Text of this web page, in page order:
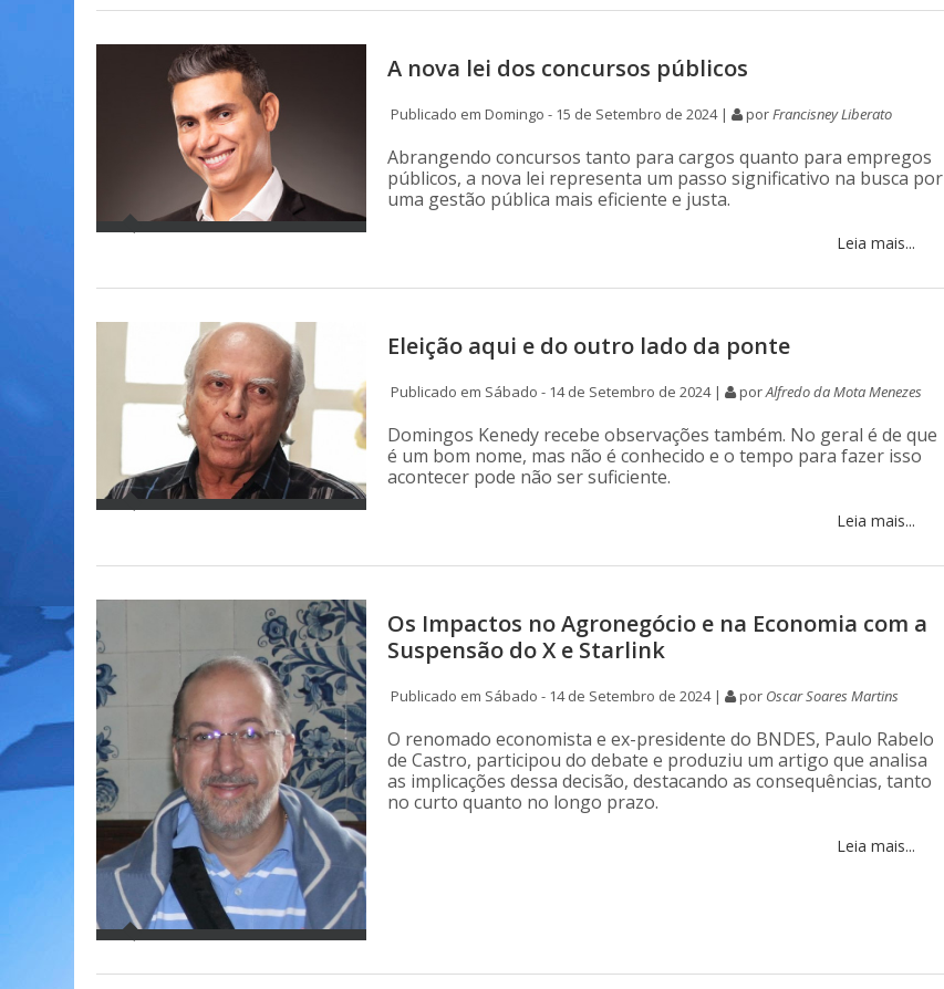
A nova lei dos concursos públicos
Publicado em Domingo - 15 de Setembro de 2024 | porFrancisney Liberato
Abrangendo concursos tanto para cargos quanto para empregos
públicos, a nova lei representa um passo significativo na busca por
uma gestão pública mais eficiente e justa.
Leia mais...
Eleição aqui e do outro lado da ponte
Publicado em Sábado - 14 de Setembro de 2024 | porAlfredo da Mota Menezes
Domingos Kenedy recebe observações também. No geral é de que
é um bom nome, mas não é conhecido e o tempo para fazer isso
acontecer pode não ser suficiente.
Leia mais...
Os Impactos no Agronegócio e na Economia com a
Suspensão do X e Starlink
Publicado em Sábado - 14 de Setembro de 2024 | por Oscar Soares Martins
O renomado economista e ex-presidente do BNDES, Paulo Rabelo
de Castro, participou do debate e produziu um artigo que analisa
as implicações dessa decisão, destacando as consequências, tanto
no curto quanto no longo prazo.
Leia mais...